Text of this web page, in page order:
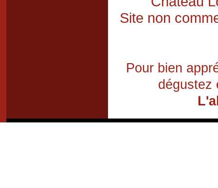
Site non
Pour bien
dégustez